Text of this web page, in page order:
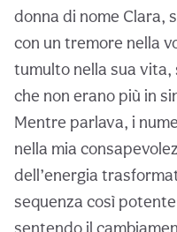
donna di nome Clara,
con un tremore nella
tumulto nella sua
che non erano più in
Mentre parlava, i
nella mia
dell’energia
sequenza così
sentendo il